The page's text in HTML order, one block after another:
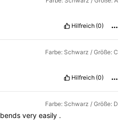
Hilfreich (0)
Farbe: Schwarz / Größe: C
Hilfreich (0)
Farbe: Schwarz / Größe: D
bendsveryeasily .